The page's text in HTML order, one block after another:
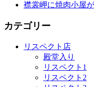
襟裳岬に焼肉小屋
カテゴリー
リスペクト店
殿堂入り
リスペクト1
リスペクト2